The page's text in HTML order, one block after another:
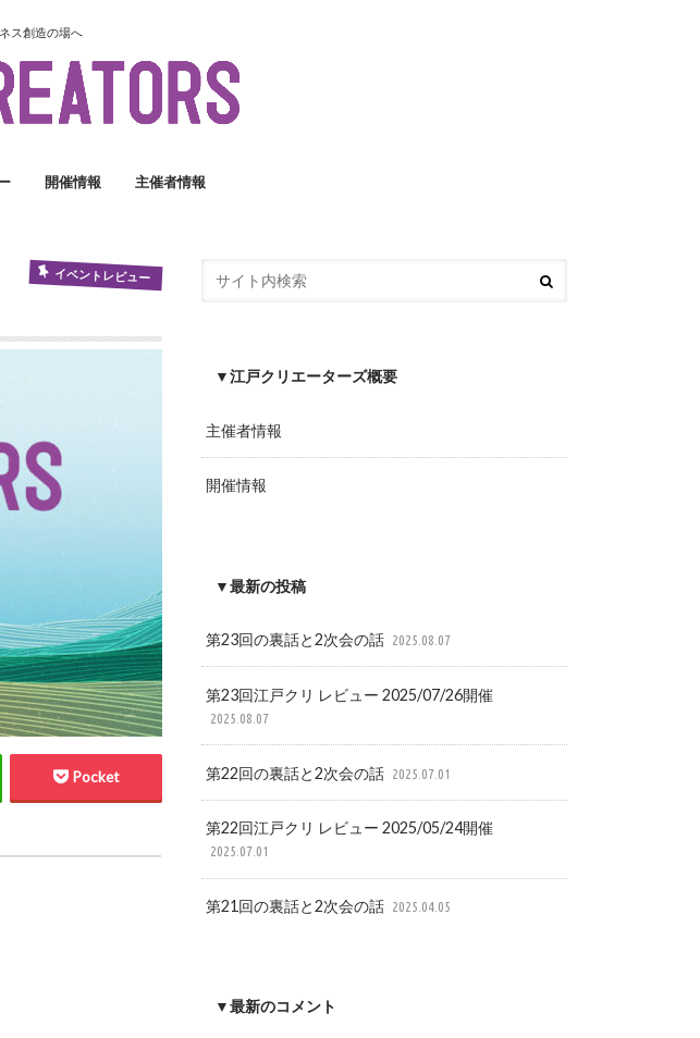
ス創造の場へ
開催情報 主催者情報
イベントレビュー
Pocket
▼江戸クリエーターズ概要
主催者情報
開催情報
▼最新の投稿
第23回の裏話と2次会の話 2025.08.07
第23回江戸クリ レビュー 2025/07/26開催
2025.08.07
第22回の裏話と2次会の話 2025.07.01
第22回江戸クリ レビュー 2025/05/24開催
2025.07.01
第21回の裏話と2次会の話 2025.04.05
▼最新のコメント